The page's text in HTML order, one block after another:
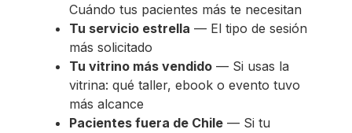
Cuándo tus pacientes más te necesitan
Tu servicio estrella — El tipo de sesión
más solicitado
Tu vitrino más vendido — Si usas la
vitrina: qué taller, ebook o evento tuvo
más alcance
Pacientes fuera de Chile — Si tu